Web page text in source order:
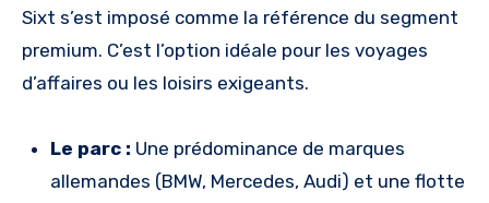
Sixt s’est imposé comme la référence du segment
premium. C’est l’option idéale pour les voyages
d’affaires ou les loisirs exigeants.
Le parc : Une prédominance de marques
allemandes (BMW, Mercedes, Audi) et une flotte